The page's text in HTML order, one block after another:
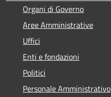
Organi di Governo
Aree Amministrative
Uffici
Enti e fondazioni
Politici
Personale Amministrativo